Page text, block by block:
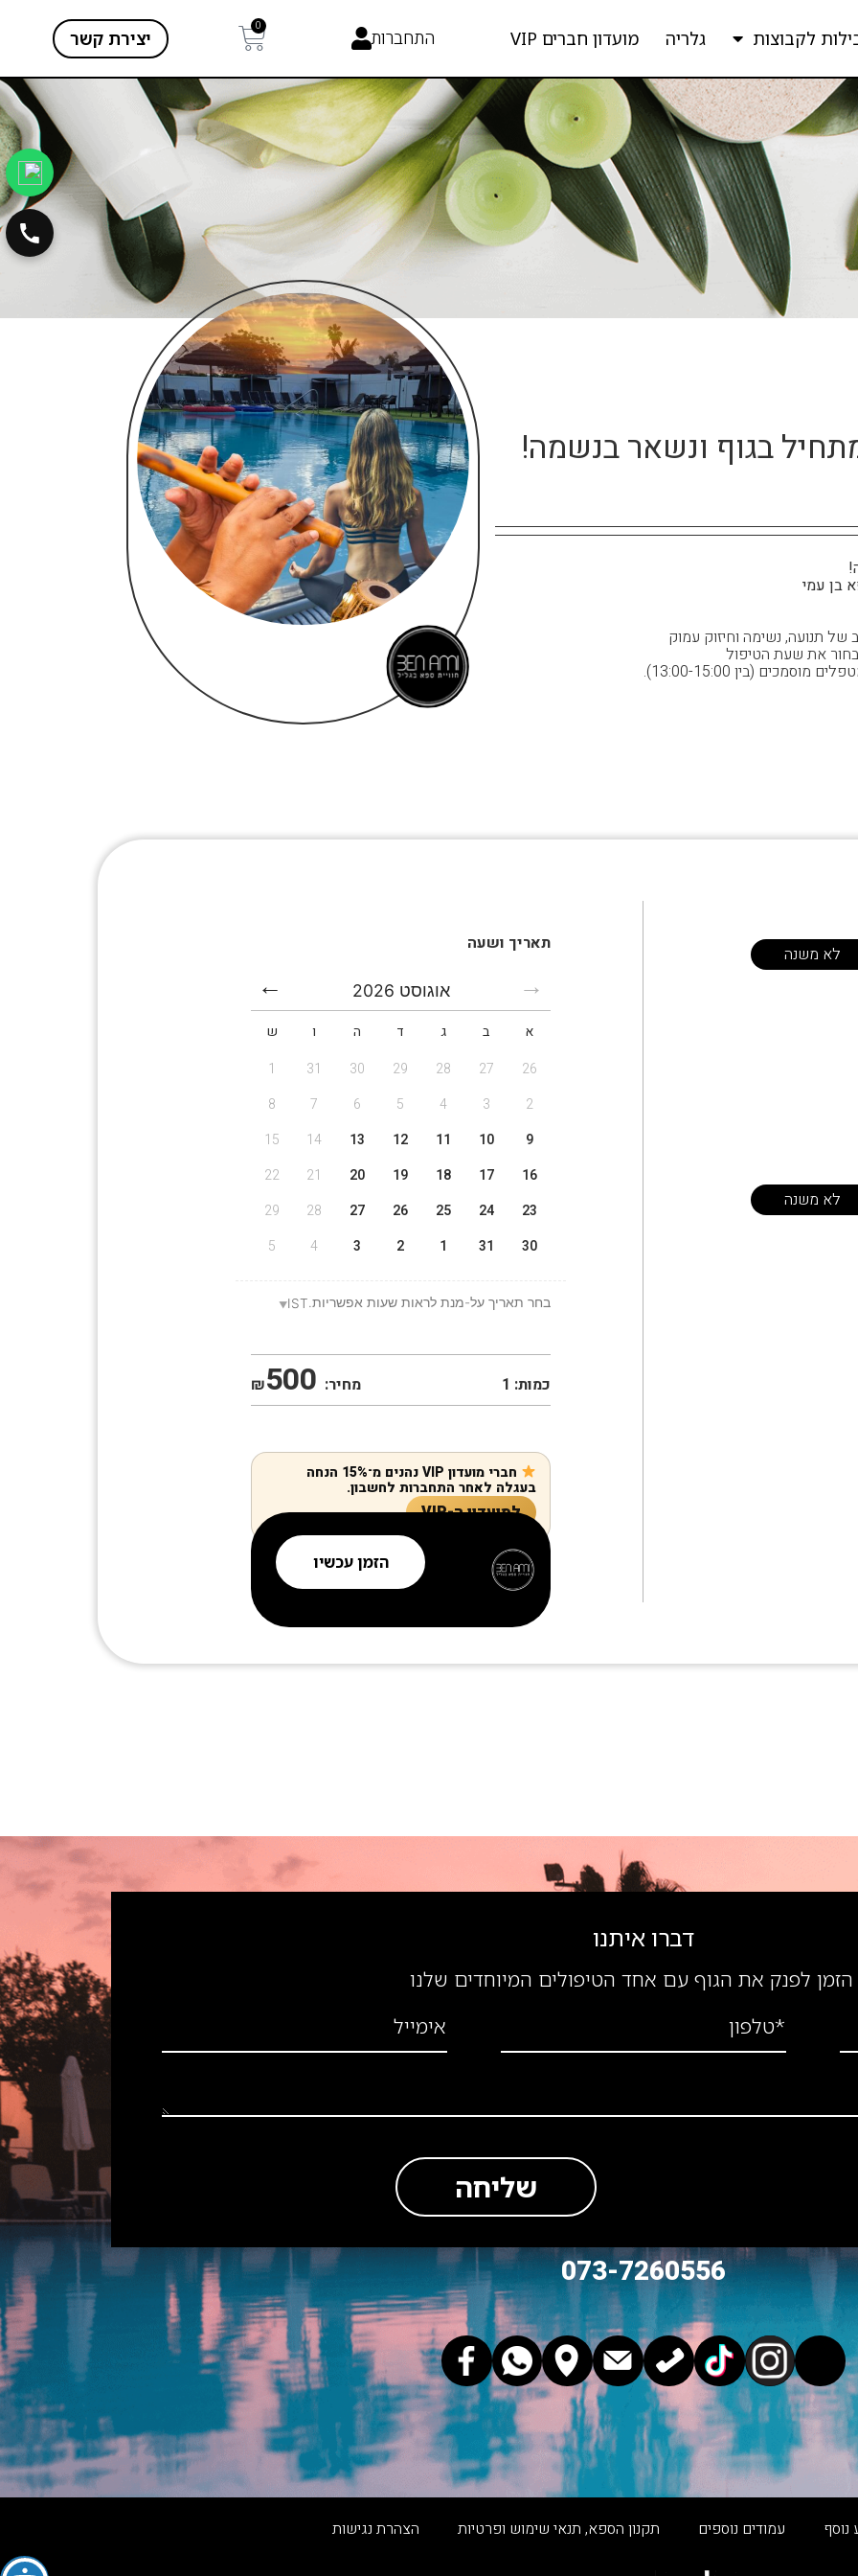
לקבוצות גלריה מועדון חברים VIP התחברות
0
יצירת קשר
בגוף ונשאר בנשמה!
ב 17.07.25 מהשעה 11:00 – 20:00 בספא בן עמי
של תנועה, נשימה וחיזוק עמוק
(בין 13:00-15:00).
לא משנה
לא משנה
תאריך ושעה
אוגוסט 2026
א ב ג ד ה ו
ש
26
27
28
29
30
31
1
2
3
4
5
6
7
8
9
10
11
12
13
14
15
16
17
18
19
20
21
22
23
24
25
26
27
28
29
30
31
1
2
3
4
5
בחר תאריך על-מנת לראות שעות אפשריות. IST
כמות: 1 מחיר: 500
₪
הזמן עכשיו
חברי מועדון VIP נהנים מ־15% הנחה
בעגלה לאחר התחברות לחשבון.
למועדון ה-VIP
דברו איתנו
הזמן לפנק את הגוף עם אחד הטיפולים המיוחדים שלנו
*טלפון אימייל
שליחה
073-7260556
נוסף עמודים נוספים תקנון הספא, תנאי שימוש ופרטיות הצהרת נגישות